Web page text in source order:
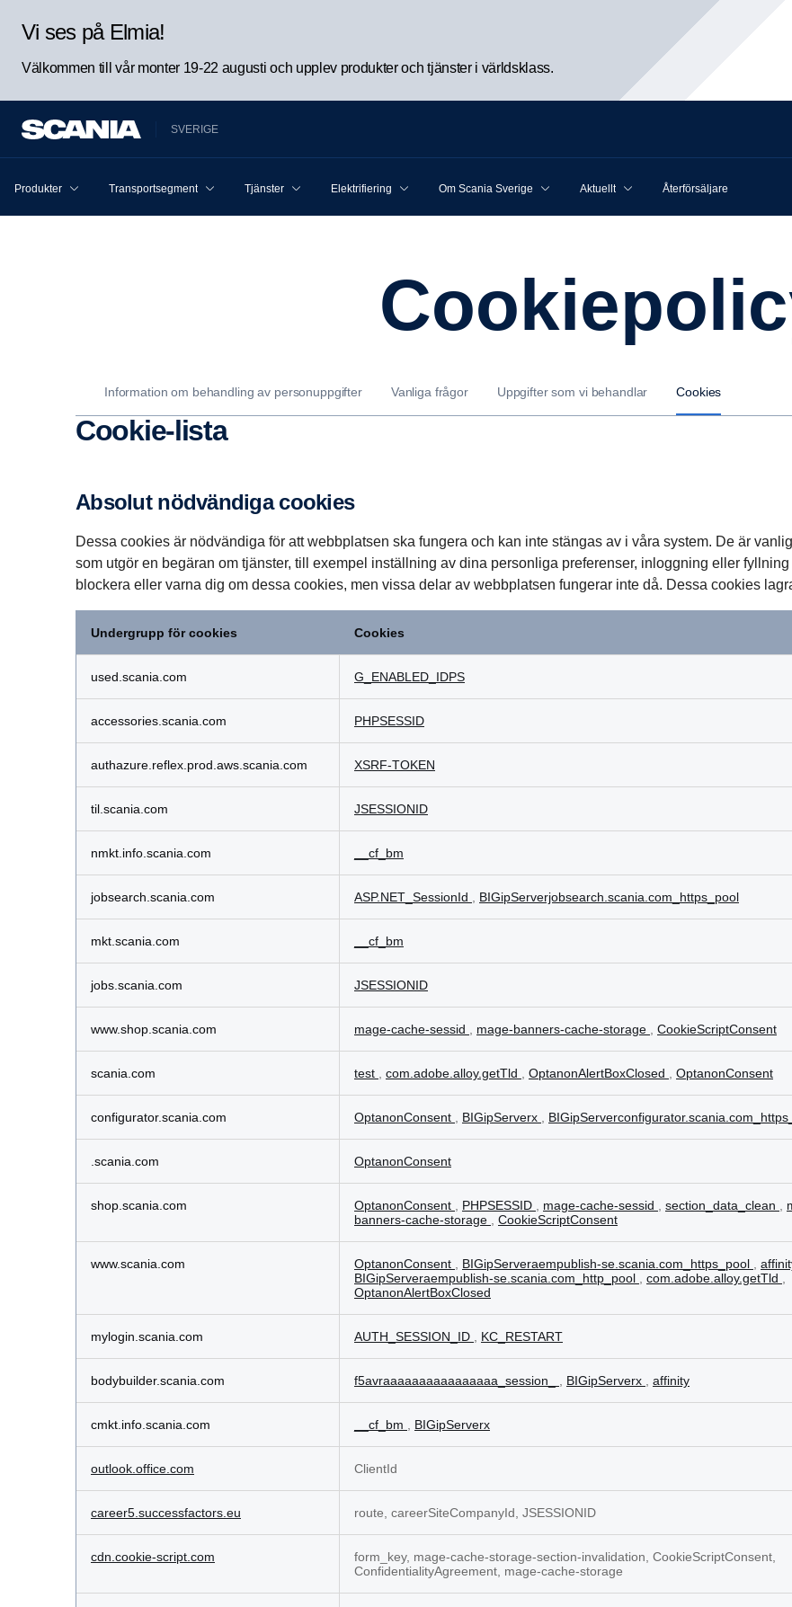
Vi ses på Elmia!
Välkommen till vår monter 19-22 augusti och upplev produkter och tjänster i världsklass.
SVERIGE
Produkter Transportsegment Tjänster Elektrifiering Om Scania Sverige Aktuellt Återförsäljare
Information om behandling av personuppgifter Vanliga frågor Uppgifter som vi behandlar Cookies
Cookie-lista
Absolut nödvändiga cookies
Dessa cookies är nödvändiga för att webbplatsen ska fungera och kan inte stängas av i våra system. De är
som utgör en begäran om tjänster, till exempel inställning av dina personliga preferenser, inloggning eller
blockera eller varna dig om dessa cookies, men vissa delar av webbplatsen fungerar inte då. Dessa cookies
cookies
Undergrupp för cookies Cookies
used.scania.com G_ENABLED_IDPS
accessories.scania.com PHPSESSID
authazure.reflex.prod.aws.scania.com XSRF-TOKEN
til.scania.com JSESSIONID
nmkt.info.scania.com __cf_bm
jobsearch.scania.com ASP.NET_SessionId BIGipServerjobsearch.scania.com_https_pool
mkt.scania.com __cf_bm
jobs.scania.com JSESSIONID
www.shop.scania.com mage-cache-sessid mage-banners-cache-storage CookieScriptConsent
scania.com test com.adobe.alloy.getTld OptanonAlertBoxClosed OptanonConsent
configurator.scania.com OptanonConsent BIGipServerx
.scania.com OptanonConsent
shop.scania.com OptanonConsent PHPSESSID mage-cache-sessid section_data_clean
banners-cache-storage
CookieScriptConsent
www.scania.com OptanonConsent BIGipServeraempublish-se.scania.com_https_pool
BIGipServeraempublish-se.scania.com_http_pool
com.adobe.alloy.getTld
OptanonAlertBoxClosed
mylogin.scania.com AUTH_SESSION_ID KC_RESTART
bodybuilder.scania.com f5avraaaaaaaaaaaaaaaa_session_ BIGipServerx affinity
cmkt.info.scania.com __cf_bm BIGipServerx
outlook.office.com ClientId
career5.successfactors.eu route, careerSiteCompanyId, JSESSIONID
cdn.cookie-script.com
form_key, mage-cache-storage-section-invalidation, CookieScriptConsent,
ConfidentialityAgreement, mage-cache-storage